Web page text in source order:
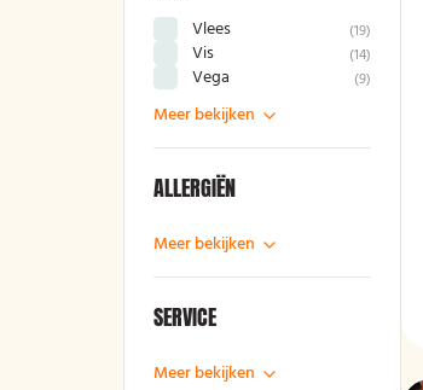
Vlees (19)
Vis (14)
Vega (9)
Meer bekijken
ALLERGIËN
Meer bekijken
SERVICE
Meer bekijken